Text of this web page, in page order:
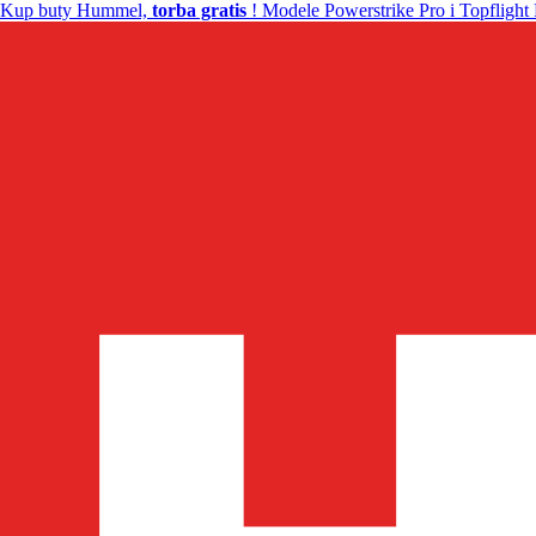
Kup buty Hummel, torba gratis ! Modele Powerstrike Pro i Topflight